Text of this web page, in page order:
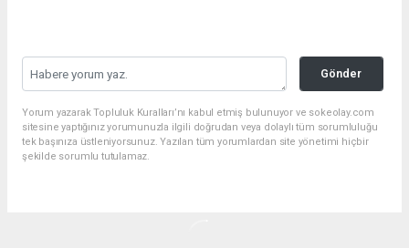
Gönder
Yorum yazarak Topluluk Kuralları’nı kabul etmiş bulunuyor ve sokeolay.com
sitesine yaptığınız yorumunuzla ilgili doğrudan veya dolaylı tüm sorumluluğu
tek başınıza üstleniyorsunuz. Yazılan tüm yorumlardan site yönetimi hiçbir
şekilde sorumlu tutulamaz.